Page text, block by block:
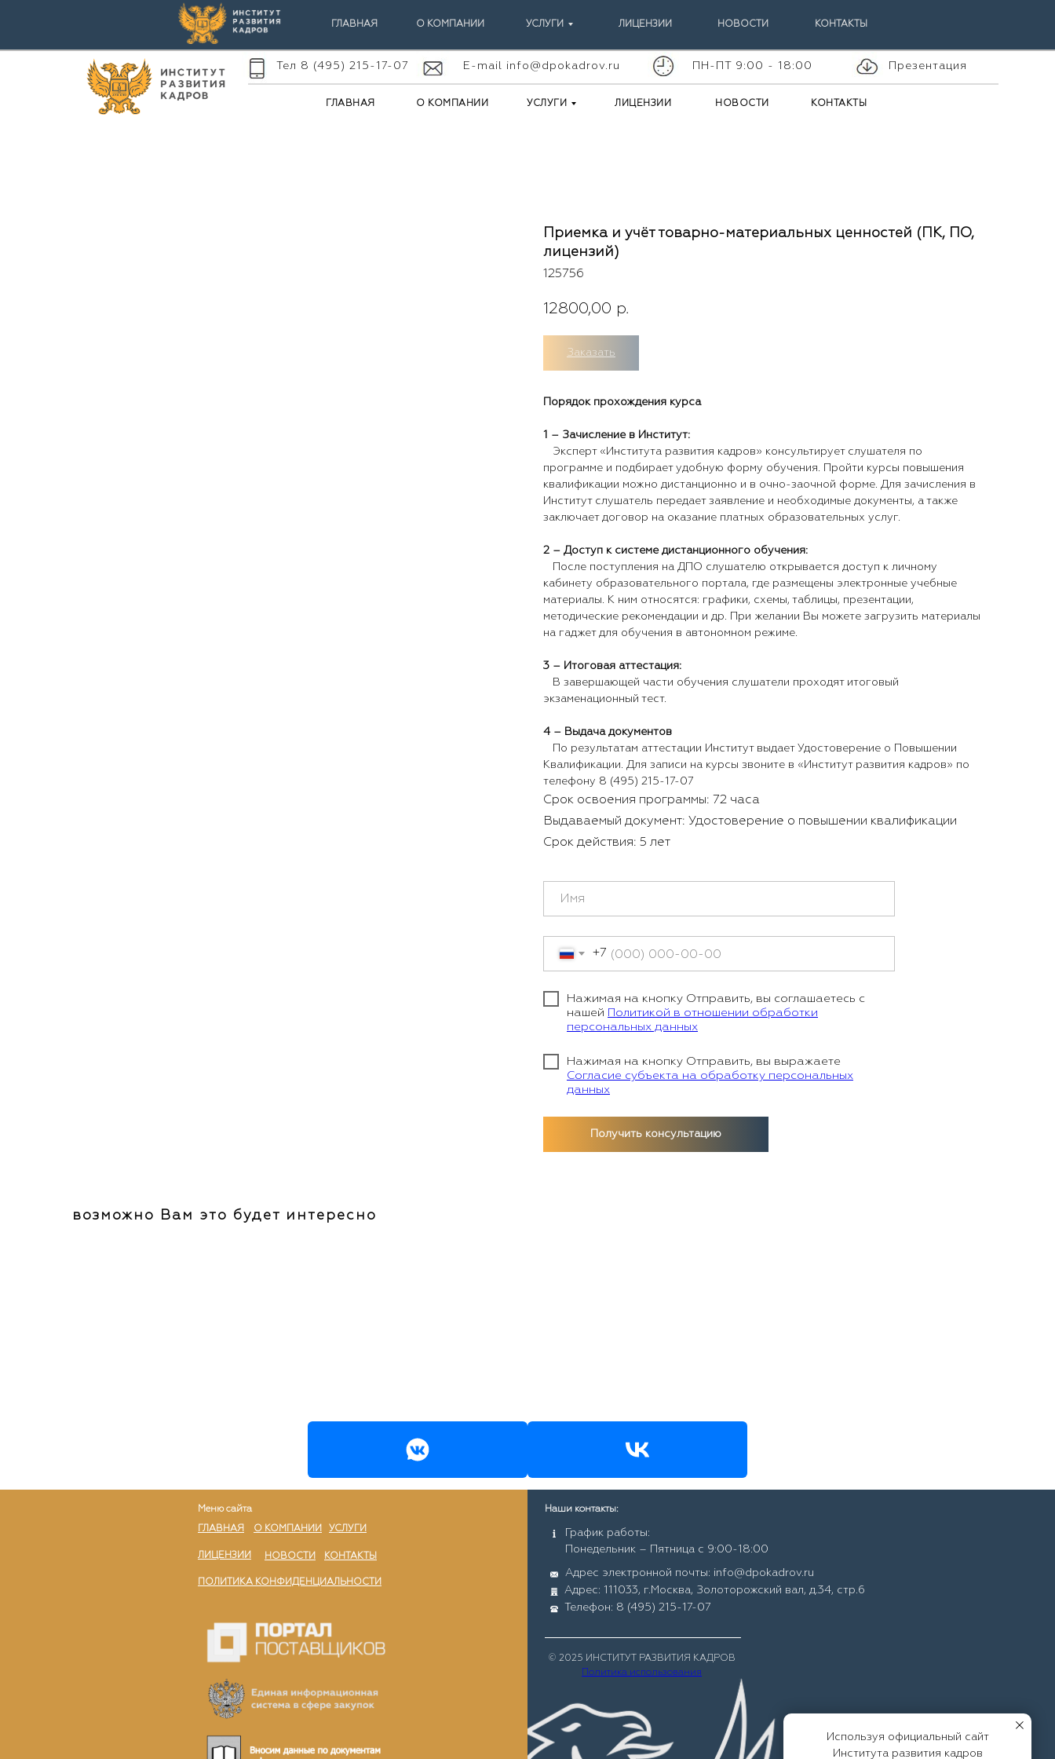
ГЛАВНАЯ О КОМПАНИИ УСЛУГИ ЛИЦЕНЗИИ НОВОСТИ КОНТАКТЫ
ГЛАВНАЯ О КОМПАНИИ УСЛУГИ ЛИЦЕНЗИИ НОВОСТИ КОНТАКТЫ
Тел 8 (495) 215-17-07 E-mail info@dpokadrov.ru Презентация
ПН-ПТ 9:00 - 18:00
Приемка и учёт товарно-материальных ценностей (ПК, ПО,
лицензий)
125756
12800,00 р.
Заказать
Порядок прохождения курса
1 – Зачисление в Институт:
Эксперт «Института развития кадров» консультирует слушателя по
программе и подбирает удобную форму обучения. Пройти курсы повышения
квалификации можно дистанционно и в очно-заочной форме. Для зачисления в
Институт слушатель передает заявление и необходимые документы, а также
заключает договор на оказание платных образовательных услуг.
2 – Доступ к системе дистанционного обучения:
После поступления на ДПО слушателю открывается доступ к личному
кабинету образовательного портала, где размещены электронные учебные
материалы. К ним относятся: графики, схемы, таблицы, презентации,
методические рекомендации и др. При желании Вы можете загрузить материалы
на гаджет для обучения в автономном режиме.
3 – Итоговая аттестация:
В завершающей части обучения слушатели проходят итоговый
экзаменационный тест.
4 – Выдача документов
По результатам аттестации Институт выдает Удостоверение о Повышении
Квалификации. Для записи на курсы звоните в «Институт развития кадров» по
телефону 8 (495) 215-17-07
Срок освоения программы: 72 часа
Выдаваемый документ: Удостоверение о повышении квалификации
Срок действия: 5 лет
+7
Нажимая на кнопку Отправить, вы соглашаетесь с
нашей Политикой в отношении обработки
персональных данных
Нажимая на кнопку Отправить, вы выражаете
Согласие субъекта на обработку персональных
данных
Получить консультацию
возможно Вам это будет интересно
Меню сайта Наши контакты:
График работы:
Понедельник – Пятница с 9:00-18:00
Адрес: 111033, г.Москва, Золоторожский вал, д.34, стр.6
Телефон: 8 (495) 215-17-07
© 2025 ИНСТИТУТ РАЗВИТИЯ КАДРОВ
Политика использования
Адрес электронной почты: info@dpokadrov.ru
ГЛАВНАЯ О КОМПАНИИ УСЛУГИ
ЛИЦЕНЗИИ НОВОСТИ КОНТАКТЫ
ПОЛИТИКА КОНФИДЕНЦИАЛЬНОСТИ
Используя официальный сайт
Института развития кадров